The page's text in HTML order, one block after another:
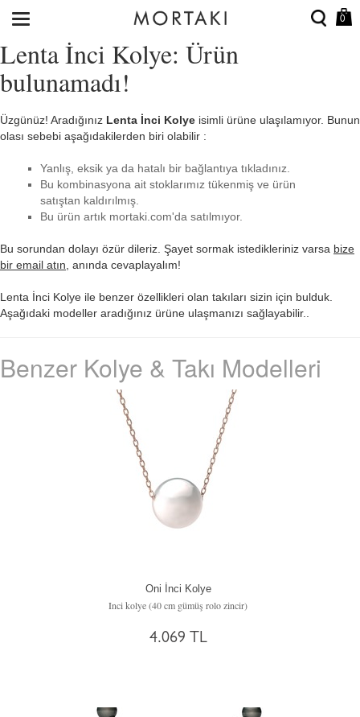
0
Lenta İnci Kolye: Ürün
bulunamadı!
Üzgünüz! Aradığınız Lenta İnci Kolye isimli ürüne ulaşılamıyor. Bunun
olası sebebi aşağıdakilerden biri olabilir :
Yanlış, eksik ya da hatalı bir bağlantıya tıkladınız.
Bu kombinasyona ait stoklarımız tükenmiş ve ürün
satıştan kaldırılmış.
Bu ürün artık mortaki.com'da satılmıyor.
Bu sorundan dolayı özür dileriz. Şayet sormak istedikleriniz varsa bize
bir email atın , anında cevaplayalım!
Lenta İnci Kolye ile benzer özellikleri olan takıları sizin için bulduk.
Aşağıdaki modeller aradığınız ürüne ulaşmanızı sağlayabilir..
Benzer Kolye & Takı Modelleri
Oni İnci Kolye
Inci kolye (40 cm gümüş rolo zincir)
4.069 TL